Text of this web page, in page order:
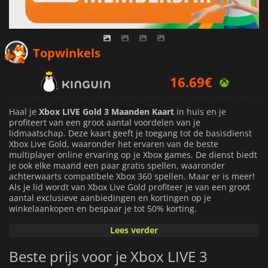
Topwinkels
16.69€
17.99€
Haal je Xbox LIVE Gold 3 Maanden Kaart in huis en je
profiteert van een groot aantal voordelen van je
lidmaatschap. Deze kaart geeft je toegang tot de basisdienst
Xbox Live Gold, waaronder het ervaren van de beste
multiplayer online ervaring op je Xbox games. De dienst biedt
je ook elke maand een paar gratis spellen, waaronder
achterwaarts compatibele Xbox 360 spellen. Maar er is meer!
Als je lid wordt van Xbox Live Gold profiteer je van een groot
aantal exclusieve aanbiedingen en kortingen op je
winkelaankopen en bespaar je tot 50% korting.
Xbox Live Gold tilt je spelervaring naar een hoger niveau en
koopt tijdens de Free Play Days, die je gedurende een
bepaalde periode volledige toegang geven tot een selectie
Lees verder
Beste prijs voor je Xbox LIVE 3